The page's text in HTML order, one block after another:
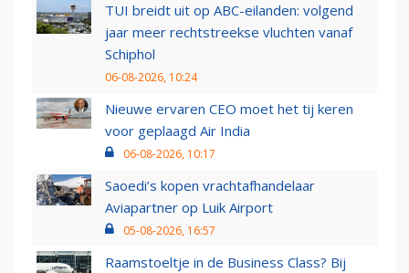
TUI breidt uit op ABC-eilanden: volgend
jaar meer rechtstreekse vluchten vanaf
Schiphol
06-08-2026, 10:24
Nieuwe ervaren CEO moet het tij keren
voor geplaagd Air India
06-08-2026, 10:17
Saoedi’s kopen vrachtafhandelaar
Aviapartner op Luik Airport
05-08-2026, 16:57
Raamstoeltje in de Business Class? Bij